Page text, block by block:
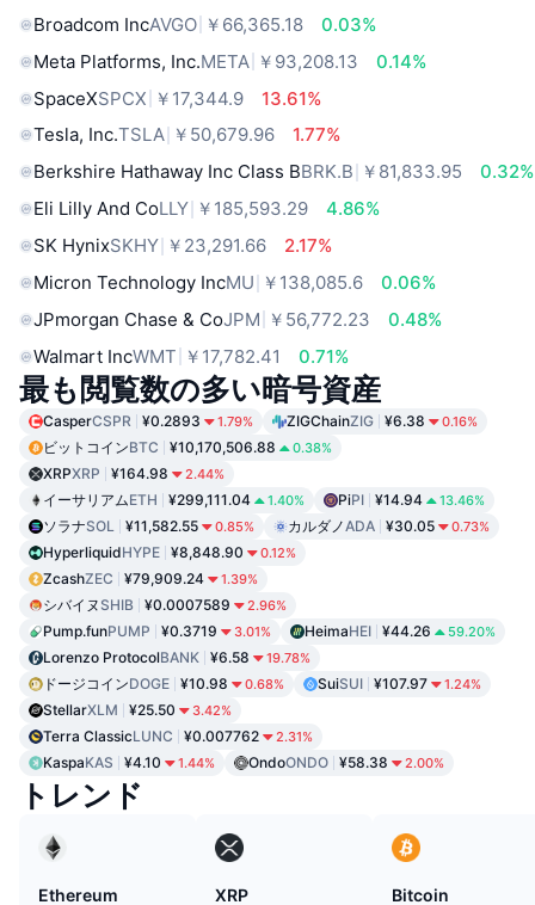
Broadcom IncAVGO ￥66,365.18
0.03%
Meta Platforms, Inc.META ￥93,208.13
0.14%
SpaceXSPCX ￥17,344.9
13.61%
Tesla, Inc.TSLA ￥50,679.96
1.77%
Berkshire Hathaway Inc Class BBRK.B ￥81,833.95
0.32%
Eli Lilly And CoLLY ￥185,593.29
4.86%
SK HynixSKHY ￥23,291.66
2.17%
Micron Technology IncMU ￥138,085.6
0.06%
JPmorgan Chase & CoJPM ￥56,772.23
0.48%
Walmart IncWMT ￥17,782.41 0.71%
最も閲覧数の多い暗号資産
CasperCSPR ¥0.2893 1.79% ZIGChainZIG ¥6.38 0.16%
ビットコインBTC ¥10,170,506.88 0.38%
XRPXRP ¥164.98 2.44%
イーサリアムETH ¥299,111.04 1.40% PiPI ¥14.94 13.46%
ソラナSOL ¥11,582.55 0.85% カルダノADA ¥30.05 0.73%
HyperliquidHYPE ¥8,848.90 0.12%
ZcashZEC ¥79,909.24 1.39%
シバイヌ SHIB ¥0.0007589 2.96%
Pump.funPUMP ¥0.3719 3.01% HeimaHEI ¥44.26 59.20%
Lorenzo ProtocolBANK ¥6.58 19.78%
ドージコインDOGE ¥10.98 0.68% SuiSUI ¥107.97 1.24%
StellarXLM ¥25.50 3.42%
Terra ClassicLUNC ¥0.007762 2.31%
KaspaKAS ¥4.10 1.44% OndoONDO ¥58.38 2.00%
トレンド
Ethereum
XRP
Bitcoin